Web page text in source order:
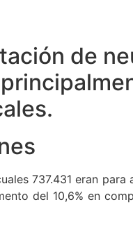
de
737.431 eran
del 10,6% en